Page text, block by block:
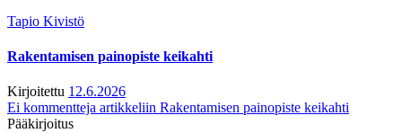
Tapio Kivistö
Rakentamisen painopiste keikahti
Kirjoitettu 12.6.2026
Ei kommentteja artikkeliin Rakentamisen painopiste keikahti
Pääkirjoitus